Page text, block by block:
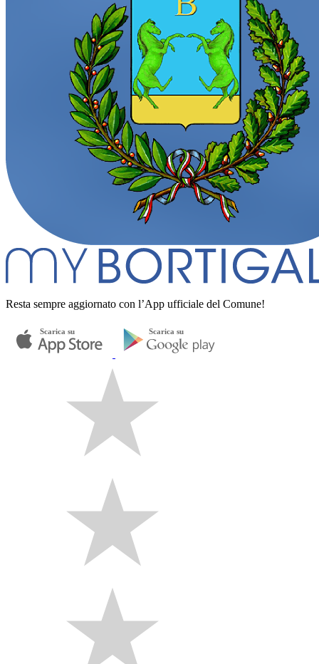
Resta sempre aggiornato con l’App ufficiale del Comune!